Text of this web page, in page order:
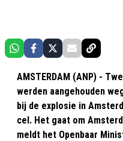
AMSTERDAM (ANP) -
werden aangehouden
bij de explosie in
cel. Het gaat om
meldt het Openbaar